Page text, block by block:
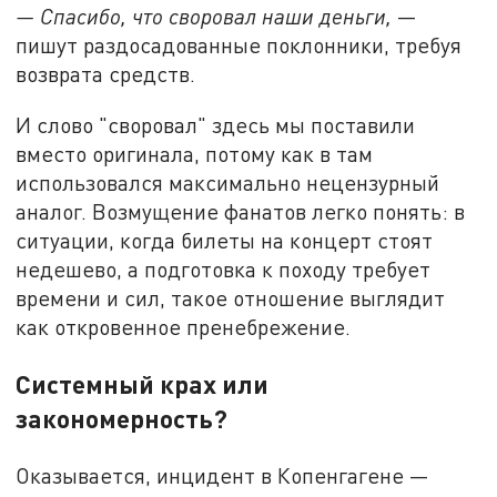
— Спасибо, что своровал наши деньги, —
пишут раздосадованные поклонники, требуя
возврата средств.
И слово "своровал" здесь мы поставили
вместо оригинала, потому как в там
использовался максимально нецензурный
аналог. Возмущение фанатов легко понять: в
ситуации, когда билеты на концерт стоят
недешево, а подготовка к походу требует
времени и сил, такое отношение выглядит
как откровенное пренебрежение.
Системный крах или
закономерность?
Оказывается, инцидент в Копенгагене —